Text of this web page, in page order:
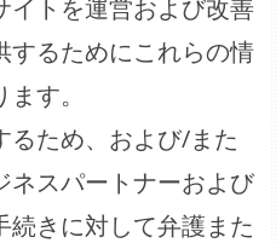
イトを運営および改善
するためにこれらの情
す。
るため、および/また
ネスパートナーおよび
きに対して弁護また